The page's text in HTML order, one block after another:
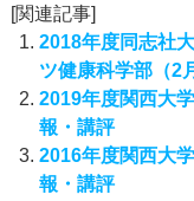
[関連記事]
2018年度同志社
ツ健康科学部（2
2019年度関西大
報・講評
2016年度関西大
報・講評